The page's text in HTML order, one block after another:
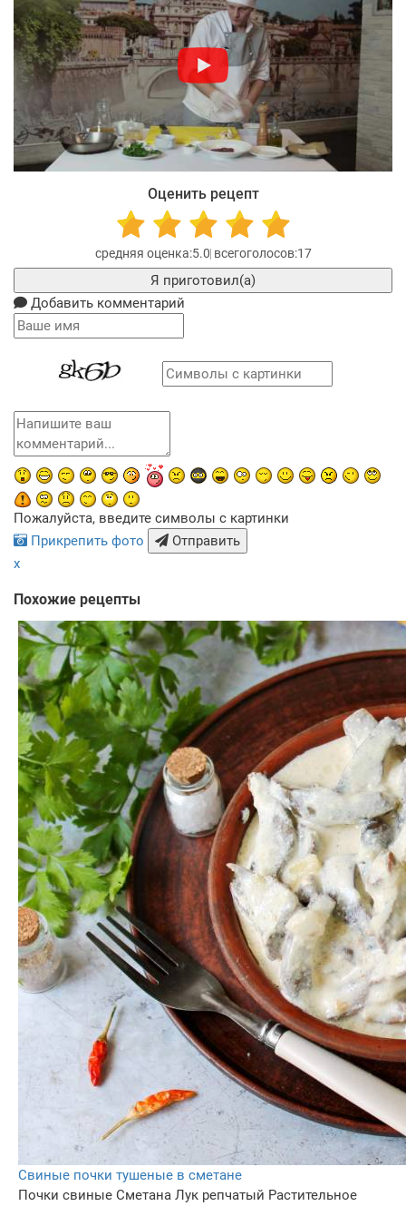
Оценить рецепт
5.0 17
Я приготовил(а)
Добавить комментарий
Пожалуйста, введите символы с картинки
Прикрепить фото
Отправить
x
Похожие рецепты
Свиные почки тушеные в сметане
Почки свиные Сметана Лук репчатый Растительное